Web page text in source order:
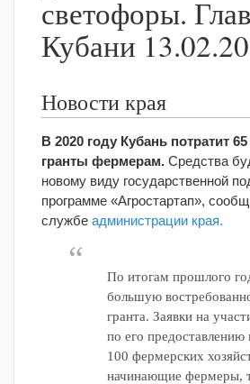
светофоры.
Кубани 13.02.20
Новости края
В 2020 году Кубань потратит
гранты фермерам. Средства
новому виду государственной
программе «Агростартап»,
службе администрации края.
По итогам прошлого
большую
гранта. Заявки на
по его предоставлению
100 фермерских
начинающие фермеры,